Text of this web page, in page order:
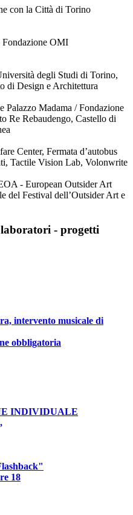
con la Città di Torino
Fondazione OMI
degli Studi di Torino,
di Design e Architettura
Madama / Fondazione
Re Rebaudengo, Castello di
Center, Fermata d’autobus
Tactile Vision Lab, Volonwrite
- European Outsider Art
del Festival dell’Outsider Art e
- progetti
intervento musicale di
obbligatoria
INDIVIDUALE
18